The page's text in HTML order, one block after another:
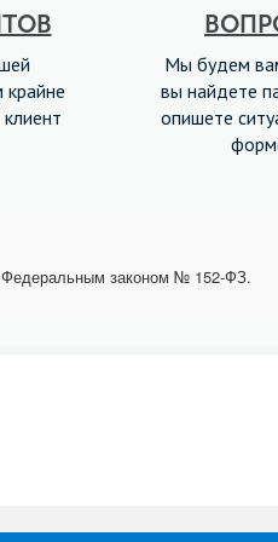
Мы будем
вы найдете
опишете
Федеральным законом № 152-ФЗ.